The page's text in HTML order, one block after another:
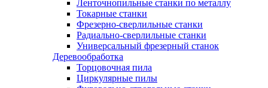
Ленточнопильные станки по металлу
Токарные станки
Фрезерно-сверлильные станки
Радиально-сверлильные станки
Универсальный фрезерный станок
Деревообработка
Торцовочная пила
Циркулярные пилы